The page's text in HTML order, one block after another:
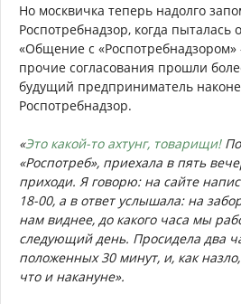
Но москвичка теперь надолго
Роспотребнадзор, когда
«Общение с «Роспотребнадзором»
прочие согласования прошли
будущий предприниматель
Роспотребнадзор.
«Это какой-то ахтунг, товарищи!
«Роспотреб», приехала в пять
приходи. Я говорю: на сайте
18-00, а в ответ услышала: на
нам виднее, до какого часа мы
следующий день. Просидела два
положенных 30 минут, и, как
что и накануне».